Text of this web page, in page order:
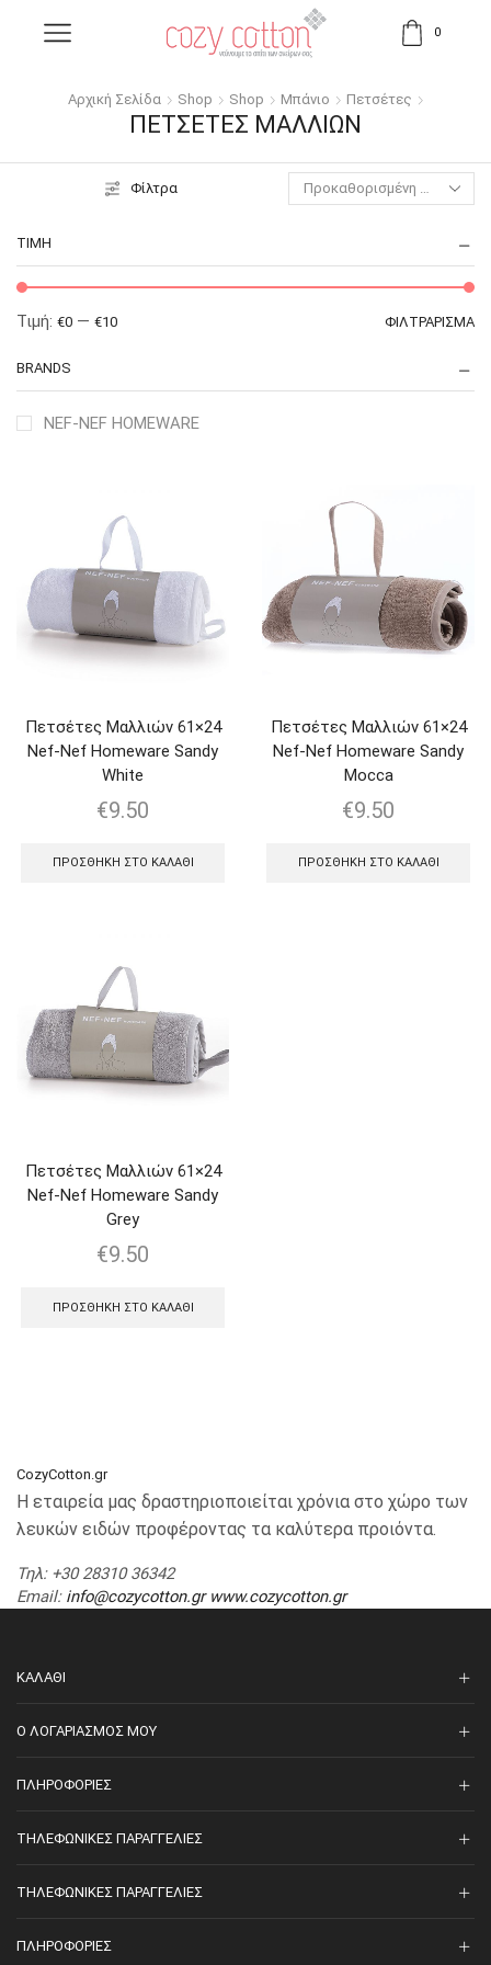
0
Αρχική Σελίδα Shop Shop Μπάνιο Πετσέτες
ΠΕΤΣΈΤΕΣ ΜΑΛΛΙΏΝ
Φίλτρα
ΤΙΜΉ
ΦΙΛΤΡΆΡΙΣΜΑ
Τιμή: €0 — €10
BRANDS
NEF-NEF HOMEWARE
Πετσέτες Μαλλιών 61×24
Nef-Nef Homeware Sandy
White
€9.50
ΠΡΟΣΘΉΚΗ ΣΤΟ ΚΑΛΆΘΙ
Πετσέτες Μαλλιών 61×24
Nef-Nef Homeware Sandy
Mocca
€9.50
ΠΡΟΣΘΉΚΗ ΣΤΟ ΚΑΛΆΘΙ
Πετσέτες Μαλλιών 61×24
Nef-Nef Homeware Sandy
Grey
€9.50
ΠΡΟΣΘΉΚΗ ΣΤΟ ΚΑΛΆΘΙ
CozyCotton.gr
Η εταιρεία μας δραστηριοποιείται χρόνια στο χώρο των
λευκών ειδών προφέροντας τα καλύτερα προιόντα.
Τηλ: +30 28310 36342
Email: info@cozycotton.gr www.cozycotton.gr
ΚΑΛΆΘΙ
O ΛΟΓΑΡΙΑΣΜΌΣ ΜΟΥ
ΠΛΗΡΟΦΟΡΊΕΣ
ΤΗΛΕΦΩΝΙΚΈΣ ΠΑΡΑΓΓΕΛΊΕΣ
ΤΗΛΕΦΩΝΙΚΈΣ ΠΑΡΑΓΓΕΛΊΕΣ
ΠΛΗΡΟΦΟΡΊΕΣ